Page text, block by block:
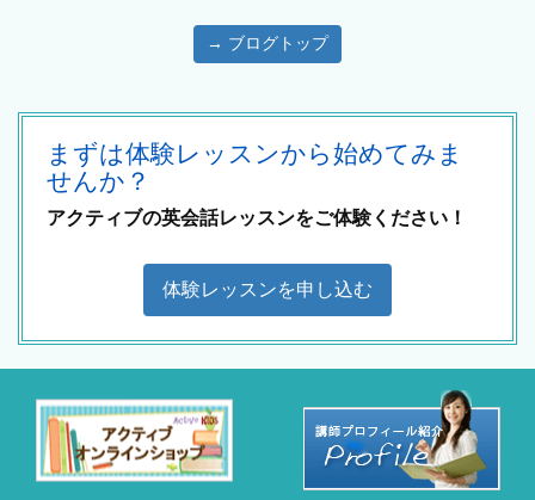
→ ブログトップ
まずは体験レッスンから始めてみま
せんか？
アクティブの英会話レッスンをご体験ください！
体験レッスンを申し込む